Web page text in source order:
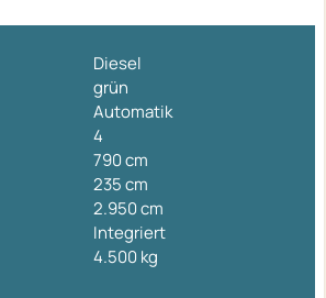
Diesel
grün
Automatik
4
790 cm
235 cm
2.950 cm
Integriert
4.500 kg